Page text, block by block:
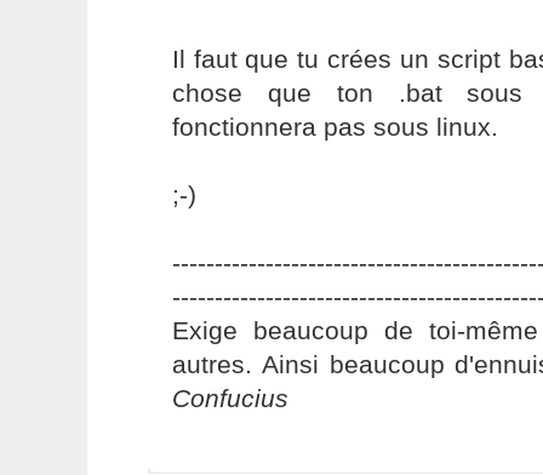
Il faut que tu crées un script
chose que ton .bat
fonctionnera pas sous linux.
;-)
Exige beaucoup de toi-
autres. Ainsi beaucoup
Confucius